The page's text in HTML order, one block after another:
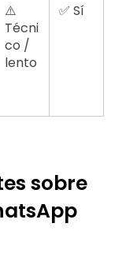
⚠️
Técni
co /
lento
✅ Sí
sobre